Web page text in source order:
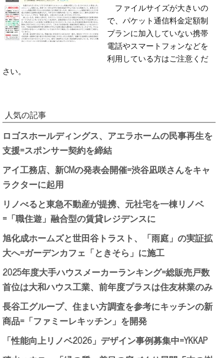
ファイルサイズが大きいの
で、パケット通信料金定額制
プランに加入していない携帯
電話やスマートフォンなどを
利用している方はご注意くだ
さい。
人気の記事
ロゴスホールディングス、アエラホームの民事再生を
支援=スポンサー契約を締結
アイ工務店、新CMの発表会開催=渋谷凪咲さんをキャ
ラクターに起用
リノべると東急不動産が提携、元社宅を一棟リノベ
=「職住遊」融合型の賃貸レジデンスに
旭化成ホームズと世田谷トラスト、「雨庭」の実証拡
大へ=ガーデンカフェ「ときそら」に施工
2025年度大手ハウスメーカーランキング=総販売戸数
首位は大和ハウス工業、前年度プラスは住友林業のみ
長谷工グループ、住まい方調査を参考にキッチンの新
商品=「ファミーレキッチン」を開発
「性能向上リノベ2026」デザイン事例募集中=YKKAP